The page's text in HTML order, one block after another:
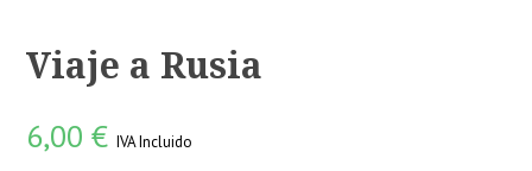
Viaje a Rusia
6,00€ IVA Incluido